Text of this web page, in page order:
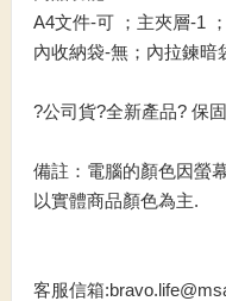
A4文件-可 ；主夾層-1
內收納袋-無；內拉鍊暗
?公司貨?全新產品? 保
備註：電腦的顏色因螢
以實體商品顏色為主.
客服信箱